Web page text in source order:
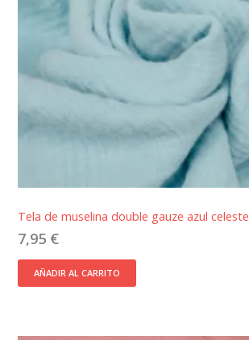
Tela de muselina double gauze azul celeste
7,95 €
AÑADIR AL CARRITO